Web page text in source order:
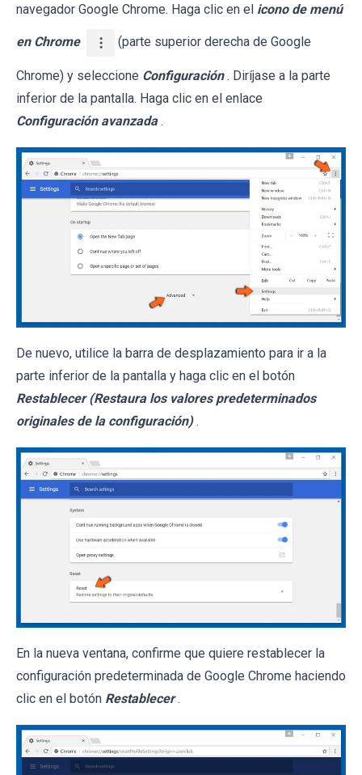
navegador Google Chrome. Haga clic en el icono de menú
en Chrome (parte superior derecha de Google
Chrome) y seleccione Configuración . Diríjase a la parte
inferior de la pantalla. Haga clic en el enlace
Configuración avanzada .
De nuevo, utilice la barra de desplazamiento para ir a la
parte inferior de la pantalla y haga clic en el botón
Restablecer (Restaura los valores predeterminados
originales de la configuración) .
En la nueva ventana, confirme que quiere restablecer la
configuración predeterminada de Google Chrome haciendo
clic en el botón Restablecer .